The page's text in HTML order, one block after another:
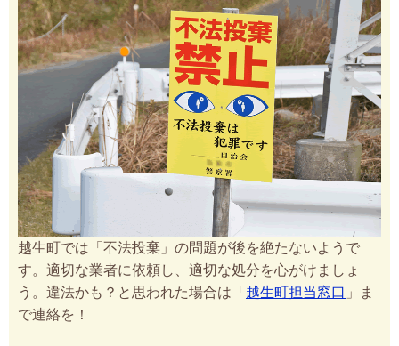
越生町では「不法投棄」の問題が後を絶たないようで
す。適切な業者に依頼し、適切な処分を心がけましょ
う。違法かも？と思われた場合は「 越生町担当窓口 」ま
で連絡を！